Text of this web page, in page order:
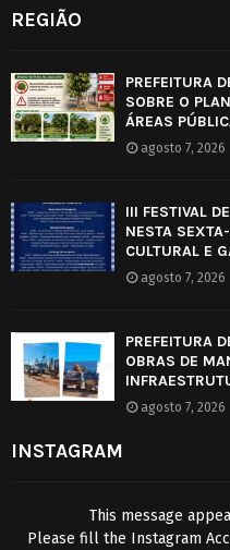
REGIÃO
PREFEITURA
SOBRE O
ÁREAS
agosto 7, 2026
III FESTIVAL
NESTA
CULTURAL E
agosto 7, 2026
PREFEITURA
OBRAS DE
agosto 7, 2026
INSTAGRAM
This message
Please fill the Instagram